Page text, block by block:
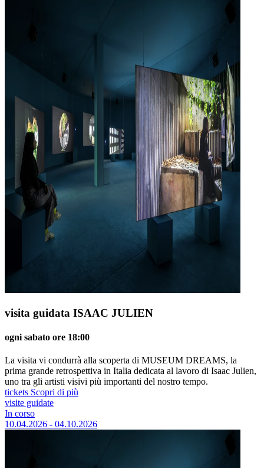
visita guidata ISAAC JULIEN
ogni sabato ore 18:00
La visita vi condurrà alla scoperta di MUSEUM DREAMS, la
prima grande retrospettiva in Italia dedicata al lavoro di Isaac Julien,
uno tra gli artisti visivi più importanti del nostro tempo.
tickets Scopri di più
visite guidate
In corso
10.04.2026 - 04.10.2026